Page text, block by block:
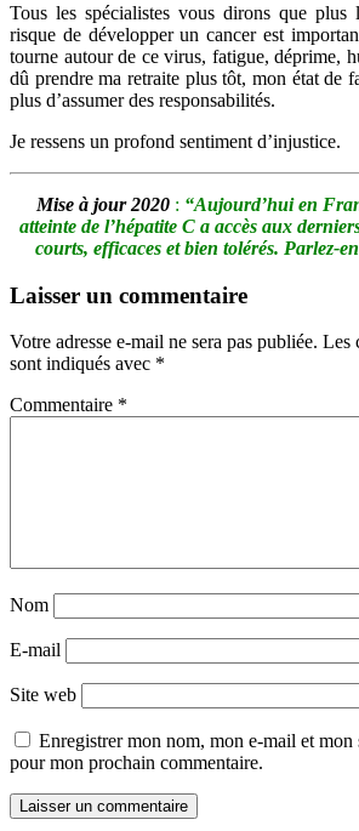
Tous les spécialistes vous dirons que plus
risque de développer un cancer est
tourne autour de ce virus, fatigue, déprime,
dû prendre ma retraite plus tôt, mon état de
plus d’assumer des responsabilités.
Je ressens un profond sentiment d’injustice.
Mise à jour 2020 : “Aujourd’hui en
atteinte de l’hépatite C a accès aux
courts, efficaces et bien tolérés. Parlez-
Laisser un commentaire
Votre adresse e-mail ne sera pas publiée. Les
sont indiqués avec *
Commentaire *
Nom
E-mail
Site web
Enregistrer mon nom, mon e-mail et mon
pour mon prochain commentaire.